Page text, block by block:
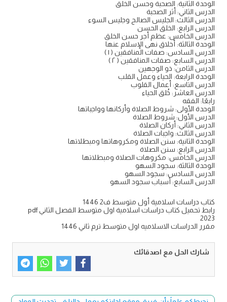
الوحدة الثانية: الصحبة وحسن الخلق
الدرس الثاني: أثر الصحبة
الدرس الثالث: الجليس الصالح وجليس السوء
الدرس الرابع: الخلق الحسن
الدرس الخامس: عظم أجر حسن الخلق
الوحدة الثالثة: أخلاق نهى الإسلام عنها
الدرس السادس: صفات المنافقين ( ۱ )
الدرس السابع: صفات المنافقين ( ۲ )
الدرس الثامن: ذو الوجهين
الوحدة الرابعة: الحياء وعمل القلب
الدرس التاسع: أعمال القلوب
الدرس العاشر: خُلق الحياء
رابعًا: الفقه
الوحدة الأولى: شروط الصلاة وأركانها وواجباتها
الدرس الأول: شروط الصلاة
الدرس الثاني: أركان الصلاة
الدرس الثالث: واجبات الصلاة
الوحدة الثانية: سنن الصلاة ومكروهاتها ومبطلاتها
الدرس الرابع: سنن الصلاة
الدرس الخامس: مكروهات الصلاة ومبطلاتها
الوحدة الثالثة: سجود السهو
الدرس السادس: سجود السهو
الدرس السابع: أسباب سجود السهو
كتاب دراسات اسلامية أول متوسط ف2 1446
رابط تحميل كتاب دراسات اسلامية اول متوسط الفصل الثاني pdf
2023
مقرر الدراسات الاسلاميه اول متوسط ترم ثاني 1446
شارك الحل مع اصدقائك